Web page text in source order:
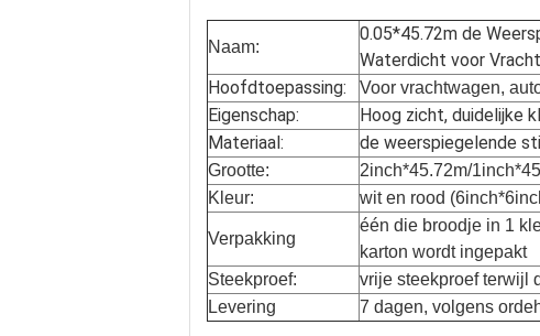
Naam:
0.05*45.72m de
Waterdicht voor
Hoofdtoepassing:
Voor vrachtwagen,
Eigenschap:
Hoog zicht, duidelijke
Materiaal:
de weerspiegelende
Grootte:
2inch*45.72m/
Kleur:
wit en rood
Verpakking
één die broodje in 1
karton wordt ingepakt
Steekproef:
vrije steekproef terwijl
Levering
7 dagen, volgens